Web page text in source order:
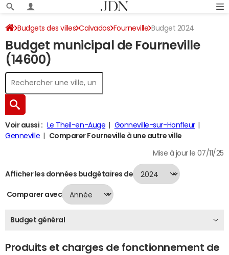
Budgets des villes Calvados Fourneville Budget 2024
Budget municipal de Fourneville
(14600)
Voir aussi : Le Theil-en-Auge
Gonneville-sur-Honfleur
Genneville
Comparer Fourneville à une autre ville
Mise à jour le 07/11/25
Afficher les données budgétaires de
Comparer avec
Budget général
Produits et charges de fonctionnement de